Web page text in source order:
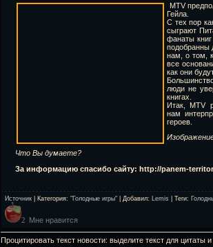
МТV
Гейла.
С тех пор
сыграют
фанаты
подобранны
нам, о том,
все
как они
люди не
книгах.
Итак, МТV
нам
героев.
Что Вы думаете?
За информацию спасибо сайту: http://panem-
Источник Категория: "Голодные игры" Добавил: Lemis Теги:
2 Мне нравится
Процитировать текст новости: выделите текст для цитаты